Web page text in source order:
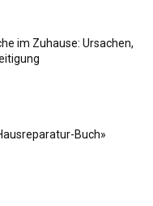
im Zuhause: Ursachen,
Buch»